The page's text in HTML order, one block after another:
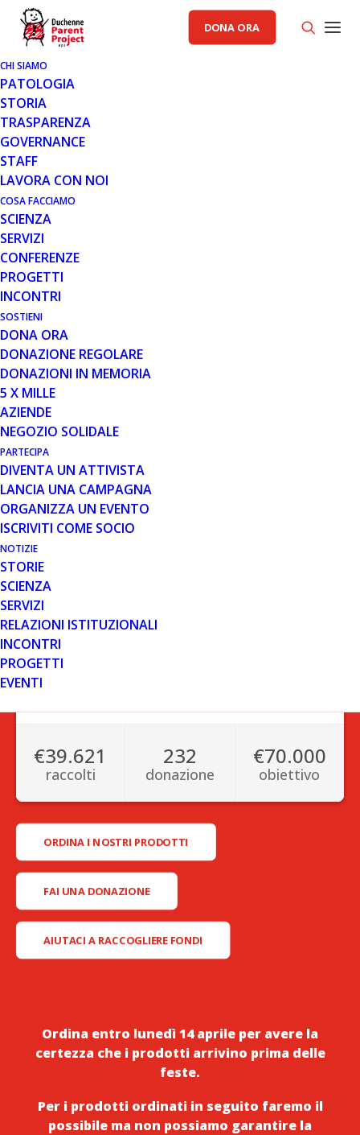
DONA ORA
CHI SIAMO
PATOLOGIA
STORIA
TRASPARENZA
GOVERNANCE
STAFF
LAVORA CON NOI
COSA FACCIAMO
SCIENZA
SERVIZI
CONFERENZE
PROGETTI
INCONTRI
SOSTIENI
DONA ORA
DONAZIONE REGOLARE
DONAZIONI IN MEMORIA
5 X MILLE
AZIENDE
NEGOZIO SOLIDALE
PARTECIPA
DIVENTA UN ATTIVISTA
LANCIA UNA CAMPAGNA
ORGANIZZA UN EVENTO
ISCRIVITI COME SOCIO
NOTIZIE
STORIE
SCIENZA
SERVIZI
RELAZIONI ISTITUZIONALI
INCONTRI
PROGETTI
EVENTI
UN CUORE RARO PER
PASQUA
Example Heading
ORDINA I NOSTRI PRODOTTI
FAI UNA DONAZIONE
AIUTACI A RACCOGLIERE FONDI
Ordina entro lunedì 14 aprile per avere la
certezza che i prodotti arrivino prima delle
feste.
Per i prodotti ordinati in seguito faremo il
possibile ma non possiamo garantire la